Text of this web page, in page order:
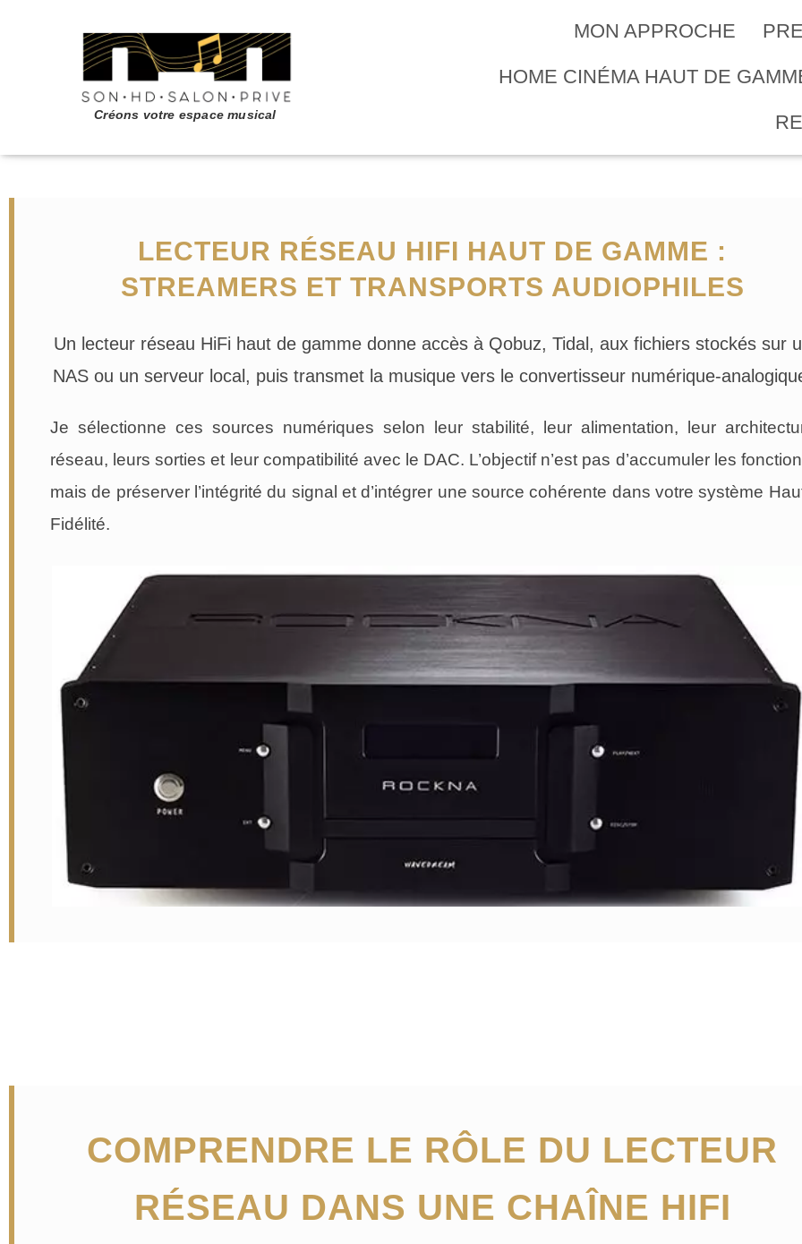
MON APPROCHE
HOME CINÉMA HAUT DE
LECTEUR RÉSEAU HIFI HAUT DE GAMME :
STREAMERS ET TRANSPORTS AUDIOPHILES
Un lecteur réseau HiFi haut de gamme donne accès à Qobuz, Tidal, aux fichiers stockés sur
NAS ou un serveur local, puis transmet la musique vers le convertisseur numérique-
Je sélectionne ces sources numériques selon leur stabilité, leur alimentation, leur
réseau, leurs sorties et leur compatibilité avec le DAC. L’objectif n’est pas d’accumuler les
mais de préserver l’intégrité du signal et d’intégrer une source cohérente dans votre système
Fidélité.
COMPRENDRE LE RÔLE DU LECTEUR
RÉSEAU DANS UNE CHAÎNE HIFI